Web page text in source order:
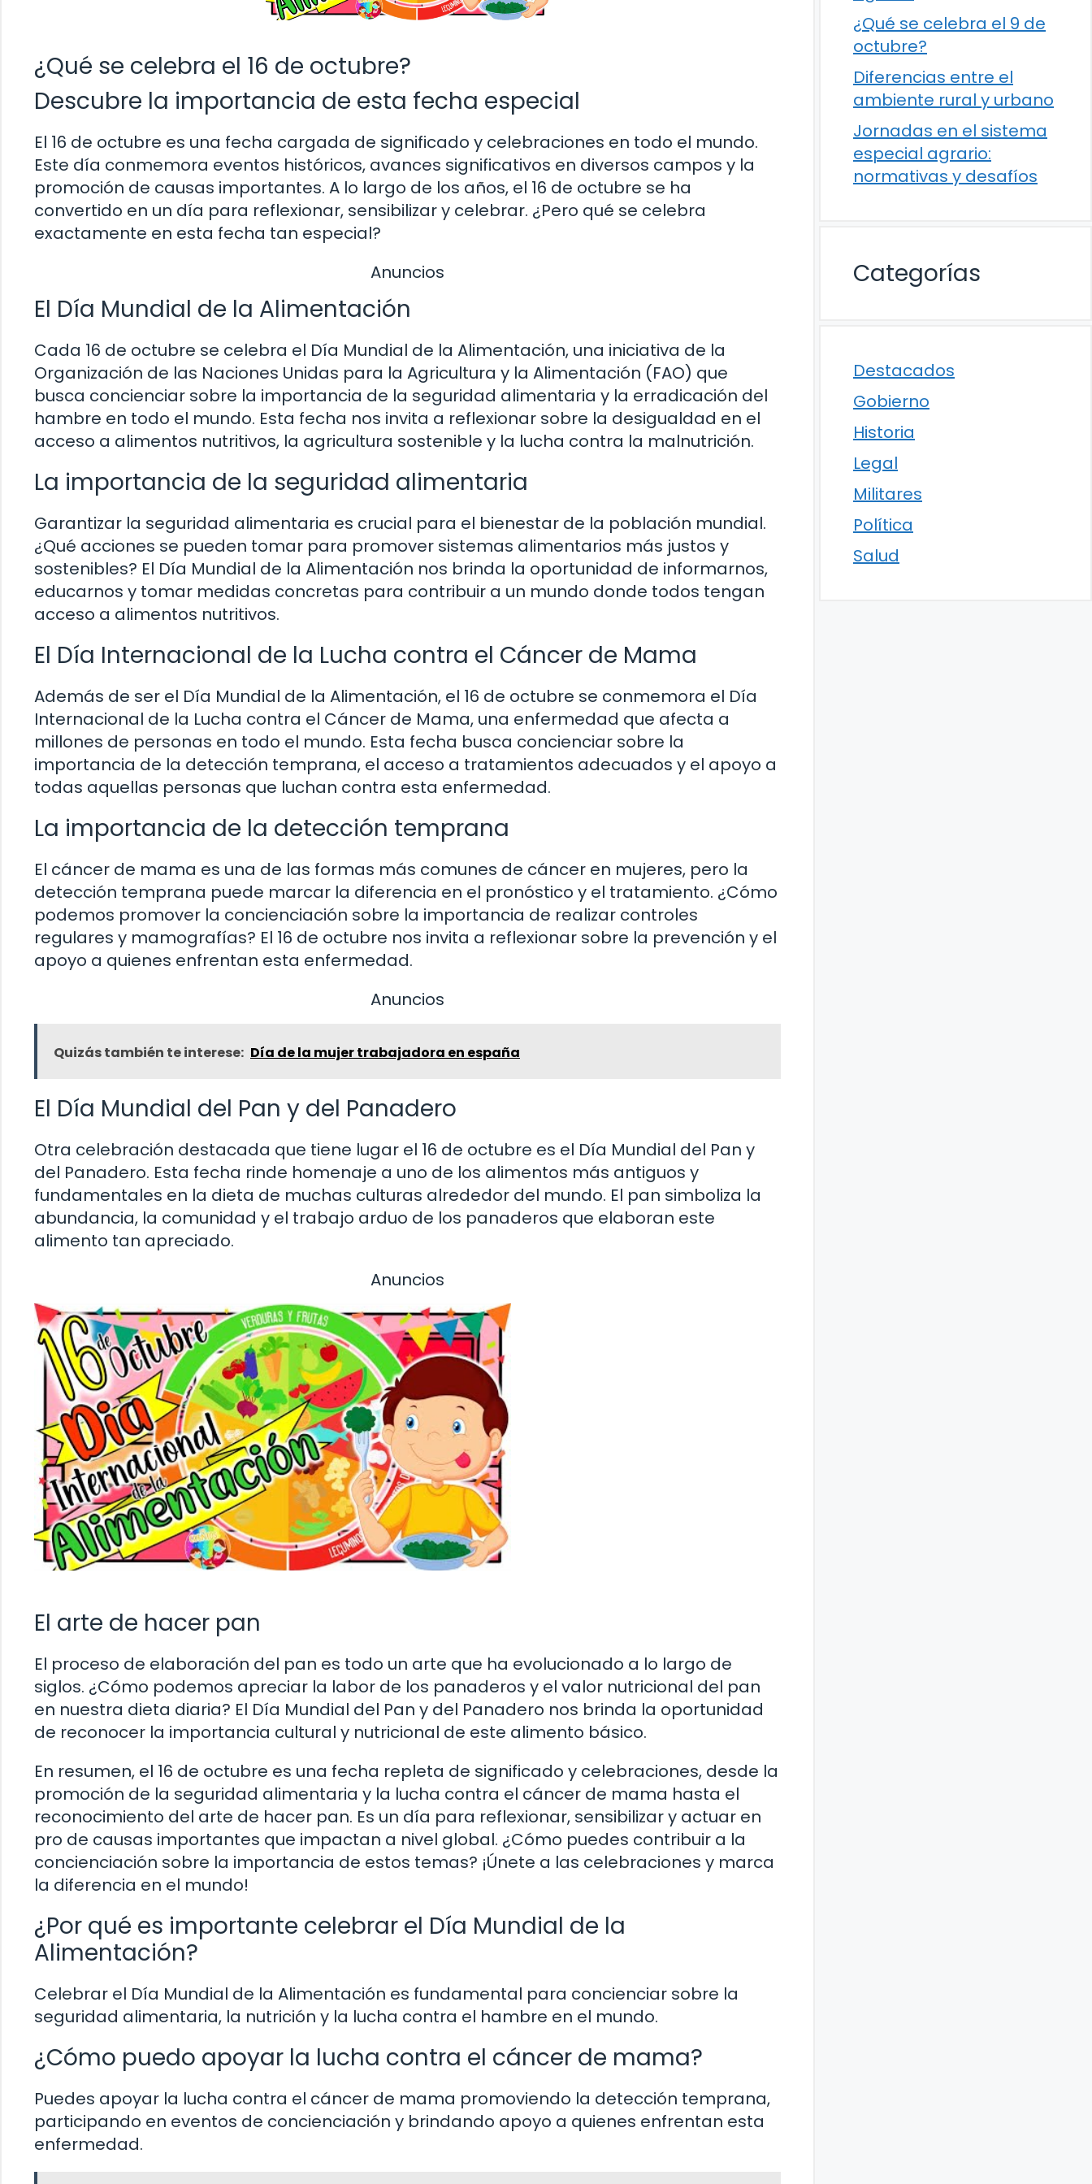
¿Qué se celebra el 16 de octubre?
Descubre la importancia de esta fecha especial
El 16 de octubre es una fecha cargada de significado y celebraciones en todo el mundo.
Este día conmemora eventos históricos, avances significativos en diversos campos y la
promoción de causas importantes. A lo largo de los años, el 16 de octubre se ha
convertido en un día para reflexionar, sensibilizar y celebrar. ¿Pero qué se celebra
exactamente en esta fecha tan especial?
Anuncios
El Día Mundial de la Alimentación
Cada 16 de octubre se celebra el Día Mundial de la Alimentación, una iniciativa de la
Organización de las Naciones Unidas para la Agricultura y la Alimentación (FAO) que
busca concienciar sobre la importancia de la seguridad alimentaria y la erradicación del
hambre en todo el mundo. Esta fecha nos invita a reflexionar sobre la desigualdad en el
acceso a alimentos nutritivos, la agricultura sostenible y la lucha contra la malnutrición.
La importancia de la seguridad alimentaria
Garantizar la seguridad alimentaria es crucial para el bienestar de la población mundial.
¿Qué acciones se pueden tomar para promover sistemas alimentarios más justos y
sostenibles? El Día Mundial de la Alimentación nos brinda la oportunidad de informarnos,
educarnos y tomar medidas concretas para contribuir a un mundo donde todos tengan
acceso a alimentos nutritivos.
El Día Internacional de la Lucha contra el Cáncer de Mama
Además de ser el Día Mundial de la Alimentación, el 16 de octubre se conmemora el Día
Internacional de la Lucha contra el Cáncer de Mama, una enfermedad que afecta a
millones de personas en todo el mundo. Esta fecha busca concienciar sobre la
importancia de la detección temprana, el acceso a tratamientos adecuados y el apoyo a
todas aquellas personas que luchan contra esta enfermedad.
La importancia de la detección temprana
El cáncer de mama es una de las formas más comunes de cáncer en mujeres, pero la
detección temprana puede marcar la diferencia en el pronóstico y el tratamiento. ¿Cómo
podemos promover la concienciación sobre la importancia de realizar controles
regulares y mamografías? El 16 de octubre nos invita a reflexionar sobre la prevención y el
apoyo a quienes enfrentan esta enfermedad.
Anuncios
Quizás también te interese: Día de la mujer trabajadora en españa
El Día Mundial del Pan y del Panadero
Otra celebración destacada que tiene lugar el 16 de octubre es el Día Mundial del Pan y
del Panadero. Esta fecha rinde homenaje a uno de los alimentos más antiguos y
fundamentales en la dieta de muchas culturas alrededor del mundo. El pan simboliza la
abundancia, la comunidad y el trabajo arduo de los panaderos que elaboran este
alimento tan apreciado.
Anuncios
El arte de hacer pan
El proceso de elaboración del pan es todo un arte que ha evolucionado a lo largo de
siglos. ¿Cómo podemos apreciar la labor de los panaderos y el valor nutricional del pan
en nuestra dieta diaria? El Día Mundial del Pan y del Panadero nos brinda la oportunidad
de reconocer la importancia cultural y nutricional de este alimento básico.
En resumen, el 16 de octubre es una fecha repleta de significado y celebraciones, desde la
promoción de la seguridad alimentaria y la lucha contra el cáncer de mama hasta el
reconocimiento del arte de hacer pan. Es un día para reflexionar, sensibilizar y actuar en
pro de causas importantes que impactan a nivel global. ¿Cómo puedes contribuir a la
concienciación sobre la importancia de estos temas? ¡Únete a las celebraciones y marca
la diferencia en el mundo!
¿Por qué es importante celebrar el Día Mundial de la
Alimentación?
Celebrar el Día Mundial de la Alimentación es fundamental para concienciar sobre la
seguridad alimentaria, la nutrición y la lucha contra el hambre en el mundo.
¿Cómo puedo apoyar la lucha contra el cáncer de mama?
Puedes apoyar la lucha contra el cáncer de mama promoviendo la detección temprana,
participando en eventos de concienciación y brindando apoyo a quienes enfrentan esta
enfermedad.
¿Qué se celebra el 9 de
octubre?
Diferencias entre el
ambiente rural y urbano
Jornadas en el sistema
especial agrario:
normativas y desafíos
Categorías
Destacados
Gobierno
Historia
Legal
Militares
Política
Salud